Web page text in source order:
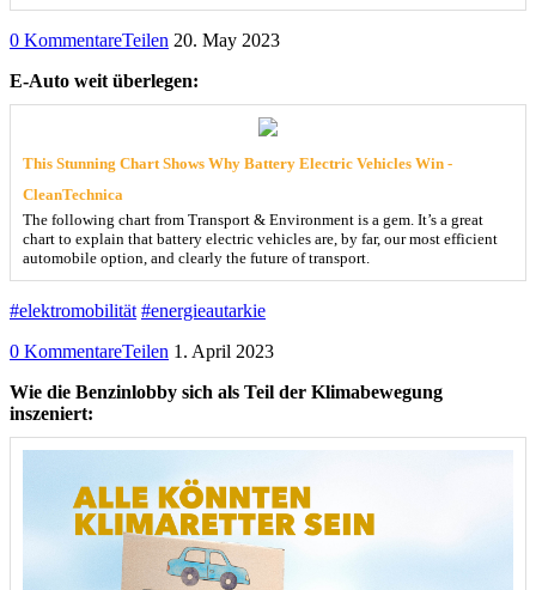
0 KommentareTeilen 20. May 2023
E-Auto weit überlegen:
This Stunning Chart Shows Why Battery Electric Vehicles Win -
CleanTechnica
The following chart from Transport & Environment is a gem. It’s a great
chart to explain that battery electric vehicles are, by far, our most efficient
automobile option, and clearly the future of transport.
#elektromobilität #energieautarkie
0 KommentareTeilen 1. April 2023
Wie die Benzinlobby sich als Teil der Klimabewegung
inszeniert: